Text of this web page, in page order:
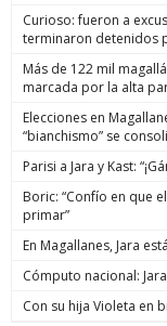
Curioso: fueron a
terminaron detenidos
Más de 122 mil
marcada por la alta
Elecciones en
“bianchismo” se
Parisi a Jara y Kast:
Boric: “Confío en que
primar”
En Magallanes, Jara
Cómputo nacional:
Con su hija Violeta en